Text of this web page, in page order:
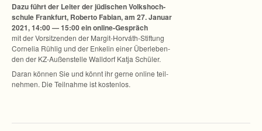
Dazu führt der Lei­ter der jüdi­schen Volks­hoch­
schule Frank­furt, Roberto Fabian, am 27. Januar
2021, 14:00 — 15:00 ein online-Gespräch
mit der Vor­sit­zen­den der Margit-Horváth-Stiftung
Cor­ne­lia Rüh­lig und der Enke­lin einer Über­le­ben­
den der KZ-Außenstelle Wall­dorf Katja Schüler.
Daran kön­nen Sie und könnt ihr gerne online teil­
neh­men. Die Teil­nahme ist kostenlos.